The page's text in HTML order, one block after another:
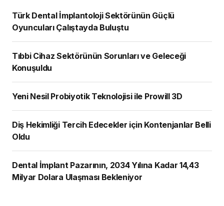
Türk Dental İmplantoloji Sektörünün Güçlü
Oyuncuları Çalıştayda Buluştu
Tıbbi Cihaz Sektörünün Sorunları ve Geleceği
Konuşuldu
Yeni Nesil Probiyotik Teknolojisi ile Prowill 3D
Diş Hekimliği Tercih Edecekler için Kontenjanlar Belli
Oldu
Dental İmplant Pazarının, 2034 Yılına Kadar 14,43
Milyar Dolara Ulaşması Bekleniyor